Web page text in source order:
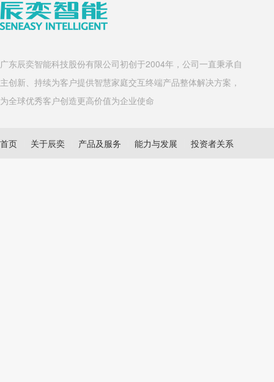
广东辰奕智能科技股份有限公司初创于2004年，公司一直秉承自
主创新、持续为客户提供智慧家庭交互终端产品整体解决方案，
为全球优秀客户创造更高价值为企业使命
首页 关于辰奕 产品及服务 能力与发展 投资者关系